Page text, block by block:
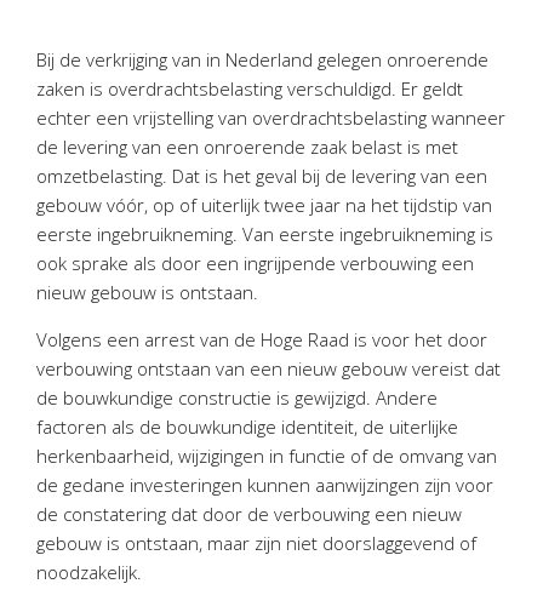
Tijdelijk financieel personeel
Personeel & Organisatie
Bedrijfseconomisch advies
Belastingadvies Purmerend
Online boekhouden
Nieuws&informatie
Nieuwsoverzicht
Handige links
Downloads
Contact
AvantiOnline
Bij de verkrijging van in Nederland gelegen onroerende
zaken is overdrachtsbelasting verschuldigd. Er geldt
echter een vrijstelling van overdrachtsbelasting wanneer
de levering van een onroerende zaak belast is met
omzetbelasting. Dat is het geval bij de levering van een
gebouw vóór, op of uiterlijk twee jaar na het tijdstip van
eerste ingebruikneming. Van eerste ingebruikneming is
ook sprake als door een ingrijpende verbouwing een
nieuw gebouw is ontstaan.
Volgens een arrest van de Hoge Raad is voor het door
verbouwing ontstaan van een nieuw gebouw vereist dat
de bouwkundige constructie is gewijzigd. Andere
factoren als de bouwkundige identiteit, de uiterlijke
herkenbaarheid, wijzigingen in functie of de omvang van
de gedane investeringen kunnen aanwijzingen zijn voor
de constatering dat door de verbouwing een nieuw
gebouw is ontstaan, maar zijn niet doorslaggevend of
noodzakelijk.